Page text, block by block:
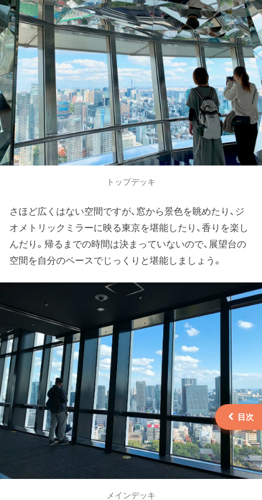
トップデッキ
さほど広くはない空間ですが、窓から景色を眺めたり、ジ
オメトリックミラーに映る東京を堪能したり、香りを楽し
んだり。帰るまでの時間は決まっていないので、展望台の
空間を自分のペースでじっくりと堪能しましょう。
メインデッキ